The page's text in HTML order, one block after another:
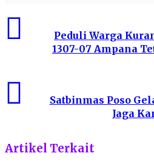
Peduli Warga
1307-07 Ampana
Satbinmas Poso
Jaga
Artikel Terkait